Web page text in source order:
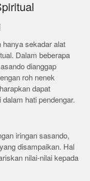
sekadar alat
Dalam beberapa
dianggap
roh nenek
dapat
hati pendengar.
iringan sasando,
disampaikan. Hal
nilai-nilai kepada